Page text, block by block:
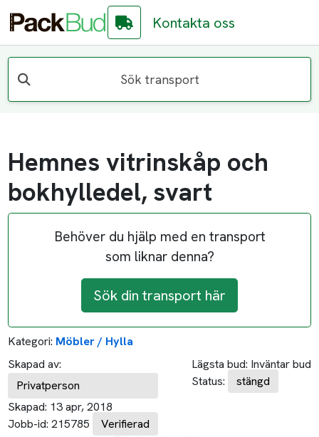
Kontakta oss
Sök transport
Hemnes vitrinskåp och
bokhylledel, svart
Behöver du hjälp med en transport
som liknar denna?
Sök din transport här
Kategori: Möbler / Hylla
Skapad av:
Privatperson
Skapad: 13 apr, 2018
Jobb-id: 215785 Verifierad
Lägsta bud: Inväntar bud
Status:
stängd